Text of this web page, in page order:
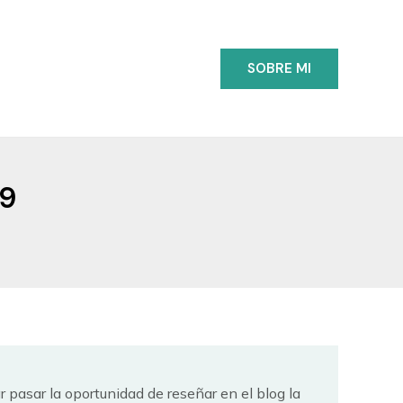
SOBRE MI
pasar la oportunidad de reseñar en el blog la